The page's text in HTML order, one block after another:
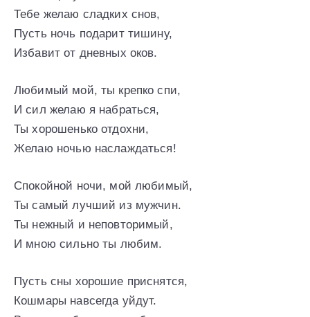
Тебе желаю сладких снов,
Пусть ночь подарит тишину,
Избавит от дневных оков.
Любимый мой, ты крепко спи,
И сил желаю я набраться,
Ты хорошенько отдохни,
Желаю ночью наслаждаться!
Спокойной ночи, мой любимый,
Ты самый лучший из мужчин.
Ты нежный и неповторимый,
И мною сильно ты любим.
Пусть сны хорошие приснятся,
Кошмары навсегда уйдут.